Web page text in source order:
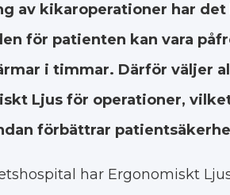
av kikaroperationer har
för patienten kan vara
i timmar. Därför väljer
Ljus för operationer,
förbättrar
har Ergonomiskt